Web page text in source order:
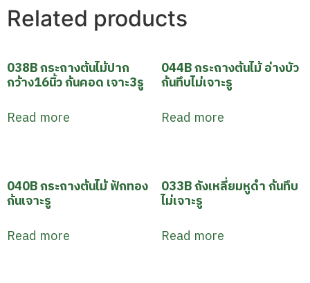
Related products
038B กระถางต้นไม้ปาก
กว้าง16นิ้ว ก้นคอด เจาะ3รู
Read more
044B กระถางต้นไม้ อ่างบัว
ก้นทึบไม่เจาะรู
Read more
040B กระถางต้นไม้ ฟักทอง
ก้นเจาะรู
Read more
033B ถังเหลี่ยมหูดำ ก้นทึบ
ไม่เจาะรู
Read more